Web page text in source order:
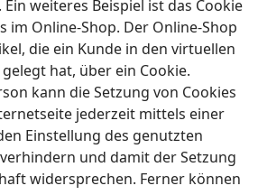
weiteres Beispiel ist das Cookie
im Online-Shop. Der Online-Shop
die ein Kunde in den virtuellen
hat, über ein Cookie.
kann die Setzung von Cookies
jederzeit mittels einer
Einstellung des genutzten
und damit der Setzung
widersprechen. Ferner können